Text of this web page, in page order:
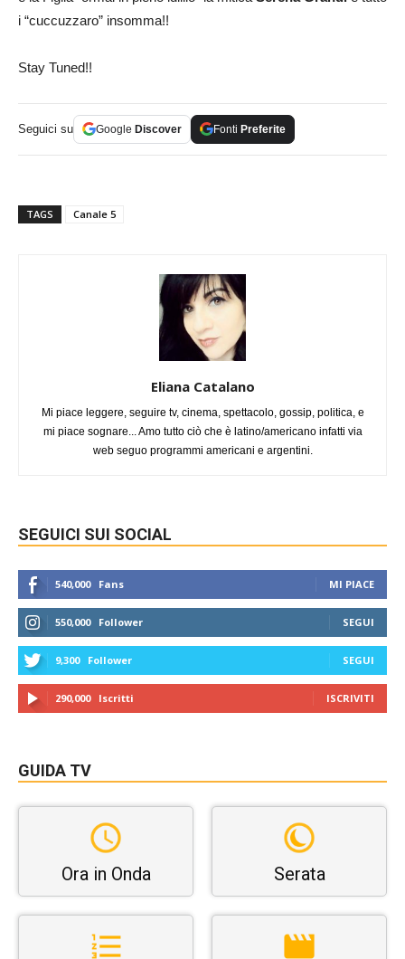
i “cuccuzzaro” insomma!!
Stay Tuned!!
Seguici su Google Discover Fonti Preferite
TAGS Canale 5
Eliana Catalano
Mi piace leggere, seguire tv, cinema, spettacolo, gossip, politica, e
mi piace sognare... Amo tutto ciò che è latino/americano infatti via
web seguo programmi americani e argentini.
SEGUICI SUI SOCIAL
540,000 Fans MI PIACE
550,000 Follower SEGUI
9,300 Follower SEGUI
290,000 Iscritti ISCRIVITI
GUIDA TV
Ora in Onda Serata